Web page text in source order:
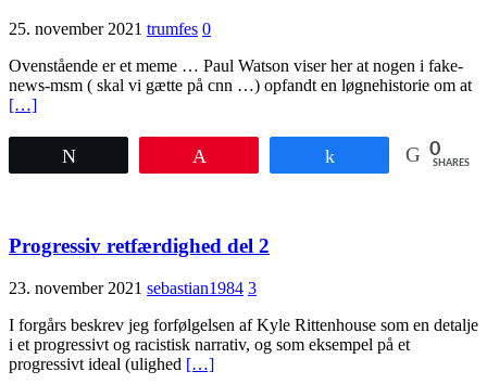
25. november 2021 trumfes 0
Ovenstående er et meme … Paul Watson viser her at nogen i fake-
news-msm ( skal vi gætte på cnn …) opfandt en løgnehistorie om at
[…]
0
SHARES
Progressiv retfærdighed del 2
23. november 2021 sebastian1984 3
I forgårs beskrev jeg forfølgelsen af Kyle Rittenhouse som en detalje
i et progressivt og racistisk narrativ, og som eksempel på et
progressivt ideal (ulighed […]